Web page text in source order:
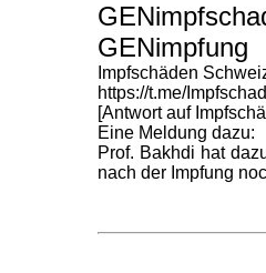
GENimpfung
Impfschäden
https://t.me/
[Antwort auf
Eine Meldung dazu:
Prof. Bakhdi hat
nach der Impfung